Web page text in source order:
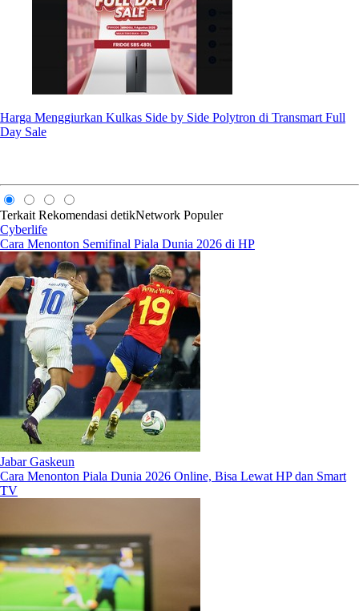
Harga Menggiurkan Kulkas Side by Side Polytron di Transmart Full
Day Sale
Terkait Rekomendasi detikNetwork Populer
Cyberlife
Cara Menonton Semifinal Piala Dunia 2026 di HP
Jabar Gaskeun
Cara Menonton Piala Dunia 2026 Online, Bisa Lewat HP dan Smart
TV